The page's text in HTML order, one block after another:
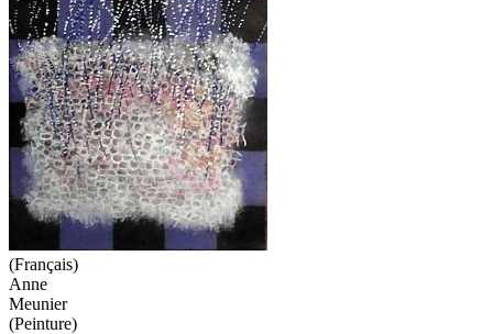
(Français)
Anne
Meunier
(Peinture)